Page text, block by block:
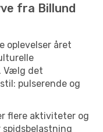
fra Billund
oplevelser året
Vælg det
pulserende og
flere aktiviteter og
spidsbelastning